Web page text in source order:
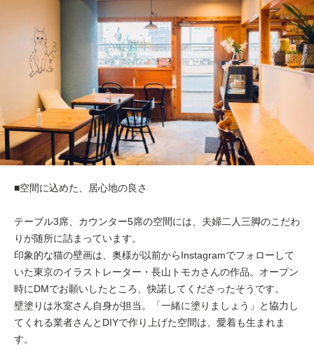
■空間に込めた、居心地の良さ
テーブル3席、カウンター5席の空間には、夫婦二人三脚のこだわ
りが随所に詰まっています。
印象的な猫の壁画は、奥様が以前からInstagramでフォローして
いた東京のイラストレーター・長山トモカさんの作品。オープン
時にDMでお願いしたところ、快諾してくださったそうです。
壁塗りは氷室さん自身が担当。「一緒に塗りましょう」と協力し
てくれる業者さんとDIYで作り上げた空間は、愛着も生まれま
す。